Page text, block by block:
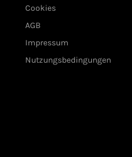
Cookies
AGB
Impressum
Nutzungsbedingungen